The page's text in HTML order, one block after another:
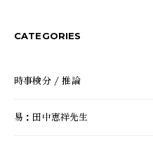
CATEGORIES
時事検分 / 推論
易：田中恵祥先生